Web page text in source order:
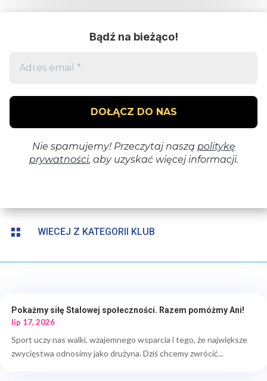
 WIECEJ Z KATEGORII KLUB
Pokażmy siłę Stalowej społeczności. Razem pomóżmy Ani!
lip 17, 2026
Sport uczy nas walki, wzajemnego wsparcia i tego, że największe
zwycięstwa odnosimy jako drużyna. Dziś chcemy zwrócić...